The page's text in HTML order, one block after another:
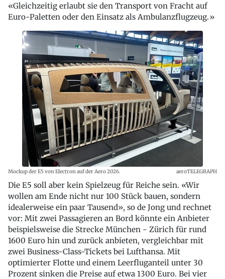
«Gleichzeitig erlaubt sie den Transport von Fracht auf
Euro-Paletten oder den Einsatz als Ambulanzflugzeug.»
Mockup der E5 von Electron auf der Aero 2026. aeroTELEGRAPH
Die E5 soll aber kein Spielzeug für Reiche sein. «Wir
wollen am Ende nicht nur 100 Stück bauen, sondern
idealerweise ein paar Tausend», so de Jong und rechnet
vor: Mit zwei Passagieren an Bord könnte ein Anbieter
beispielsweise die Strecke München - Zürich für rund
1600 Euro hin und zurück anbieten, vergleichbar mit
zwei Business-Class-Tickets bei Lufthansa. Mit
optimierter Flotte und einem Leerfluganteil unter 30
Prozent sinken die Preise auf etwa 1300 Euro. Bei vier